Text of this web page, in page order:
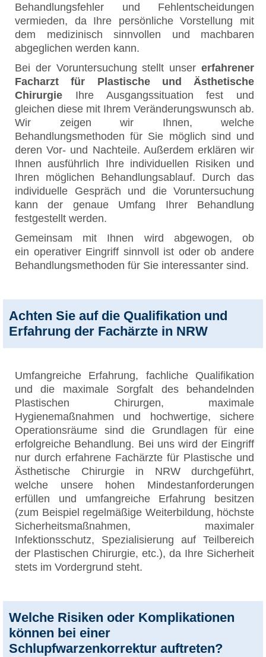
Behandlungsfehler und Fehlentscheidungen
vermieden, da Ihre persönliche Vorstellung mit
dem medizinisch sinnvollen und machbaren
abgeglichen werden kann.
Bei der Voruntersuchung stellt unser erfahrener
Facharzt für Plastische und Ästhetische
Chirurgie Ihre Ausgangssituation fest und
gleichen diese mit Ihrem Veränderungswunsch ab.
Wir zeigen wir Ihnen, welche
Behandlungsmethoden für Sie möglich sind und
deren Vor- und Nachteile. Außerdem erklären wir
Ihnen ausführlich Ihre individuellen Risiken und
Ihren möglichen Behandlungsablauf. Durch das
individuelle Gespräch und die Voruntersuchung
kann der genaue Umfang Ihrer Behandlung
festgestellt werden.
Gemeinsam mit Ihnen wird abgewogen, ob
ein operativer Eingriff sinnvoll ist oder ob andere
Behandlungsmethoden für Sie interessanter sind.
Achten Sie auf die Qualifikation und
Erfahrung der Fachärzte in NRW
Umfangreiche Erfahrung, fachliche Qualifikation
und die maximale Sorgfalt des behandelnden
Plastischen Chirurgen, maximale
Hygienemaßnahmen und hochwertige, sichere
Operationsräume sind die Grundlagen für eine
erfolgreiche Behandlung. Bei uns wird der Eingriff
nur durch erfahrene Fachärzte für Plastische und
Ästhetische Chirurgie in NRW durchgeführt,
welche unsere hohen Mindestanforderungen
erfüllen und umfangreiche Erfahrung besitzen
(zum Beispiel regelmäßige Weiterbildung, höchste
Sicherheitsmaßnahmen, maximaler
Infektionsschutz, Spezialisierung auf Teilbereich
der Plastischen Chirurgie, etc.), da Ihre Sicherheit
stets im Vordergrund steht.
Welche Risiken oder Komplikationen
können bei einer
Schlupfwarzenkorrektur auftreten?